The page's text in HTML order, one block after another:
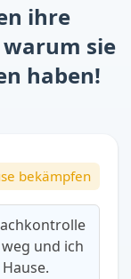
ihre
warum sie
haben!
bekämpfen
und ich